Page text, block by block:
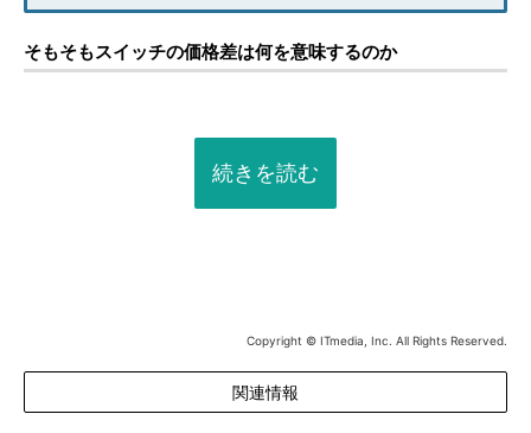
そもそもスイッチの価格差は何を意味するのか
続きを読む
Copyright © ITmedia, Inc. All Rights Reserved.
関連情報